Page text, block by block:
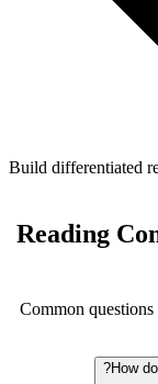
Build differentiated
Reading
Common
How